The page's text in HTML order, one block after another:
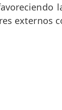
externos